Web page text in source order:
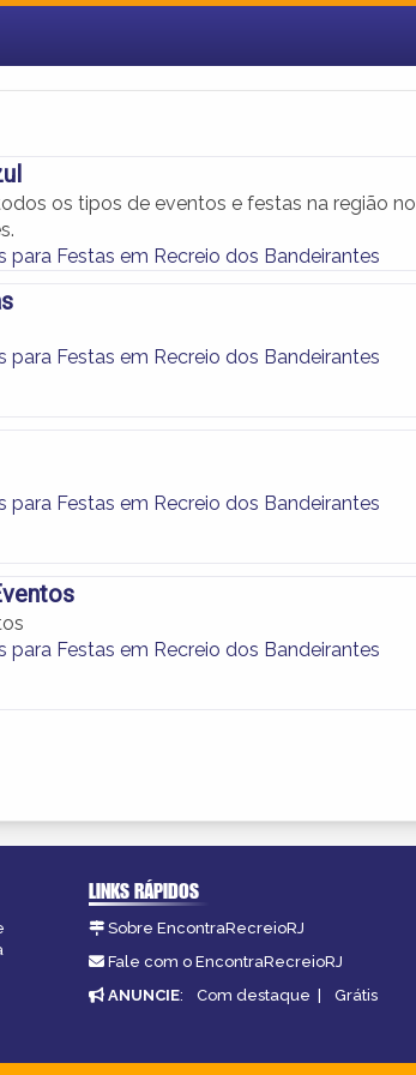
os tipos de eventos e festas na região no
para Festas em Recreio dos Bandeirantes
para Festas em Recreio dos Bandeirantes
para Festas em Recreio dos Bandeirantes
para Festas em Recreio dos Bandeirantes
LINKS RÁPIDOS
Sobre EncontraRecreioRJ
Fale com o EncontraRecreioRJ
ANUNCIE: Com destaque | Grátis